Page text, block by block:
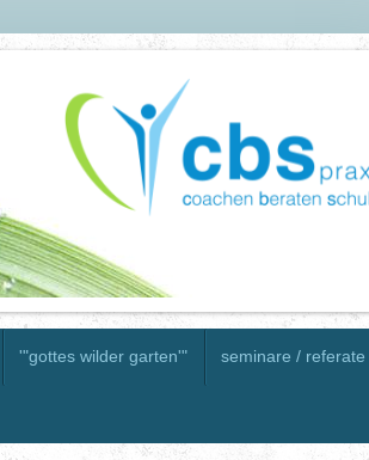
'"gottes wilder garten'" seminare / referate